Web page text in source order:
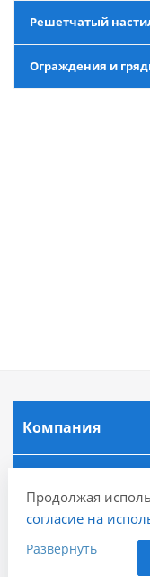
Решетчатый
Ограждения и
Компания
Продолжая
согласие на
сведения о
Развернуть